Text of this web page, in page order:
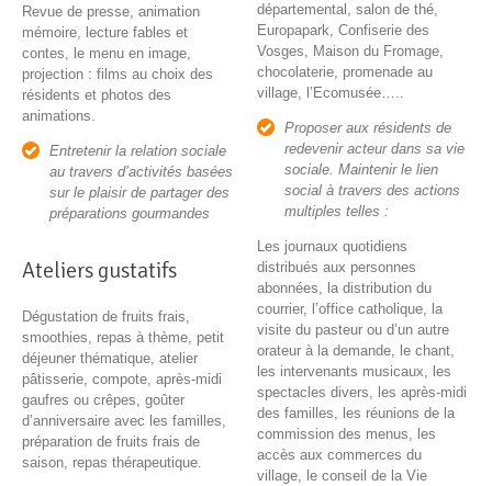
Revue de presse, animation
mémoire, lecture fables et
contes, le menu en image,
projection : films au choix des
résidents et photos des
animations.
Entretenir la relation sociale
au travers d’activités basées
sur le plaisir de partager des
préparations gourmandes
Ateliers gustatifs
Dégustation de fruits frais,
smoothies, repas à thème, petit
déjeuner thématique, atelier
pâtisserie, compote, après-midi
gaufres ou crêpes, goûter
d’anniversaire avec les familles,
préparation de fruits frais de
saison, repas thérapeutique.
départemental, salon de thé,
Europapark, Confiserie des
Vosges, Maison du Fromage,
chocolaterie, promenade au
village, l’Ecomusée…..
Proposer aux résidents de
redevenir acteur dans sa vie
sociale. Maintenir le lien
social à travers des actions
multiples telles :
Les journaux quotidiens
distribués aux personnes
abonnées, la distribution du
courrier, l’office catholique, la
visite du pasteur ou d’un autre
orateur à la demande, le chant,
les intervenants musicaux, les
spectacles divers, les après-midi
des familles, les réunions de la
commission des menus, les
accès aux commerces du
village, le conseil de la Vie